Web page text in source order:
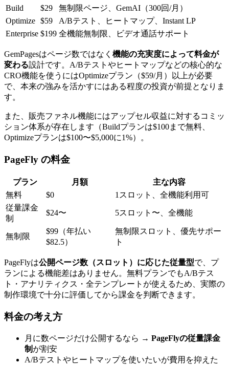
Build
$29
無制限ページ、GemAI（300回/月）
Optimize $59
A/Bテスト、ヒートマップ、Instant LP
Enterprise $199 全機能無制限、ビデオ通話サポート
GemPagesはページ数ではなく 機能の充実度によって料金が
変わる設計です。A/Bテストやヒートマップなどの核心的な
CRO機能を使うにはOptimizeプラン（$59/月）以上が必要
で、本来の強みを活かすにはある程度の投資が前提となりま
す。
また、販売ファネル機能にはアップセル収益に対するコミッ
ション体系が存在します（Buildプランは$100まで無料、
Optimizeプランは$100〜$5,000に1%）。
PageFly の料金
プラン 月額
主な内容
無料
$0
1スロット、全機能利用可
従量課金
制
$24〜 5スロット〜、全機能
無制限
$99（年払い
$82.5）
無制限スロット、優先サポー
ト
PageFlyは公開ページ数（スロット）に応じた従量型で、プ
ランによる機能差はありません。無料プランでもA/Bテス
ト・アナリティクス・全テンプレートが使えるため、実際の
制作環境で十分に評価してから課金を判断できます。
料金の考え方
月に数ページだけ公開するなら → PageFlyの従量課金
制 が割安
A/Bテストやヒートマップを使いたいが費用を抑えた